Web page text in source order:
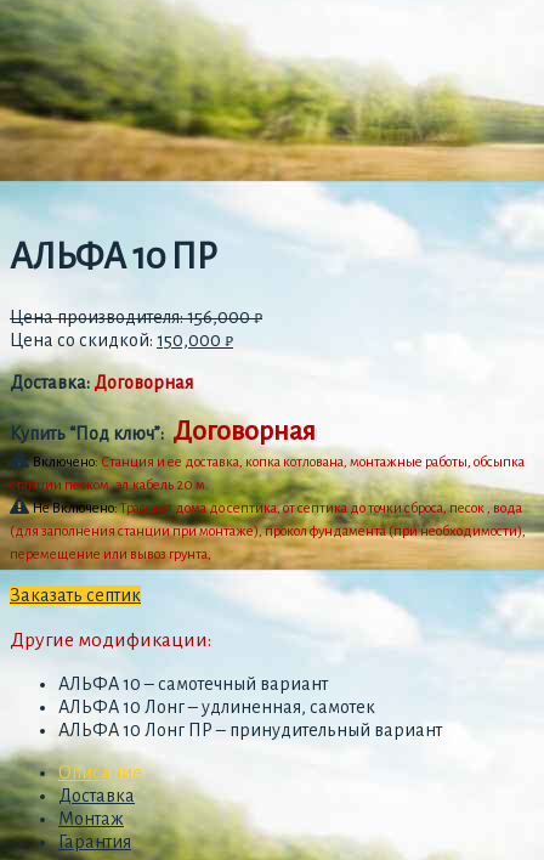
АЛЬФА 10 ПР
Цена производителя:156,000₽
Цена со скидкой: 150,000 ₽
Доставка: Договорная
Купить “Под ключ”:Договорная
Включено:Станция и ее доставка, копка котлована, монтажные работы, обсыпка
станции песком, эл.кабель 20 м.
Не Включено:Трасса от дома до септика, от септика до точки сброса, песок , вода
(для заполнения станции при монтаже), прокол фундамента (при необходимости),
перемещение или вывоз грунта,
Заказать септик
Другие модификации:
АЛЬФА 10 – самотечный вариант
АЛЬФА 10 Лонг – удлиненная, самотек
АЛЬФА 10 Лонг ПР – принудительный вариант
Описание
Доставка
Монтаж
Гарантия